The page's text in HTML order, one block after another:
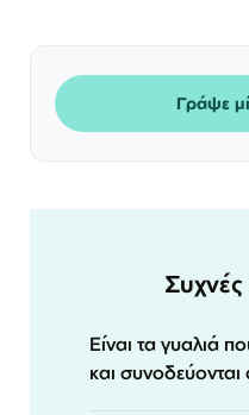
Γράψε
Είναι τα γυαλιά
και